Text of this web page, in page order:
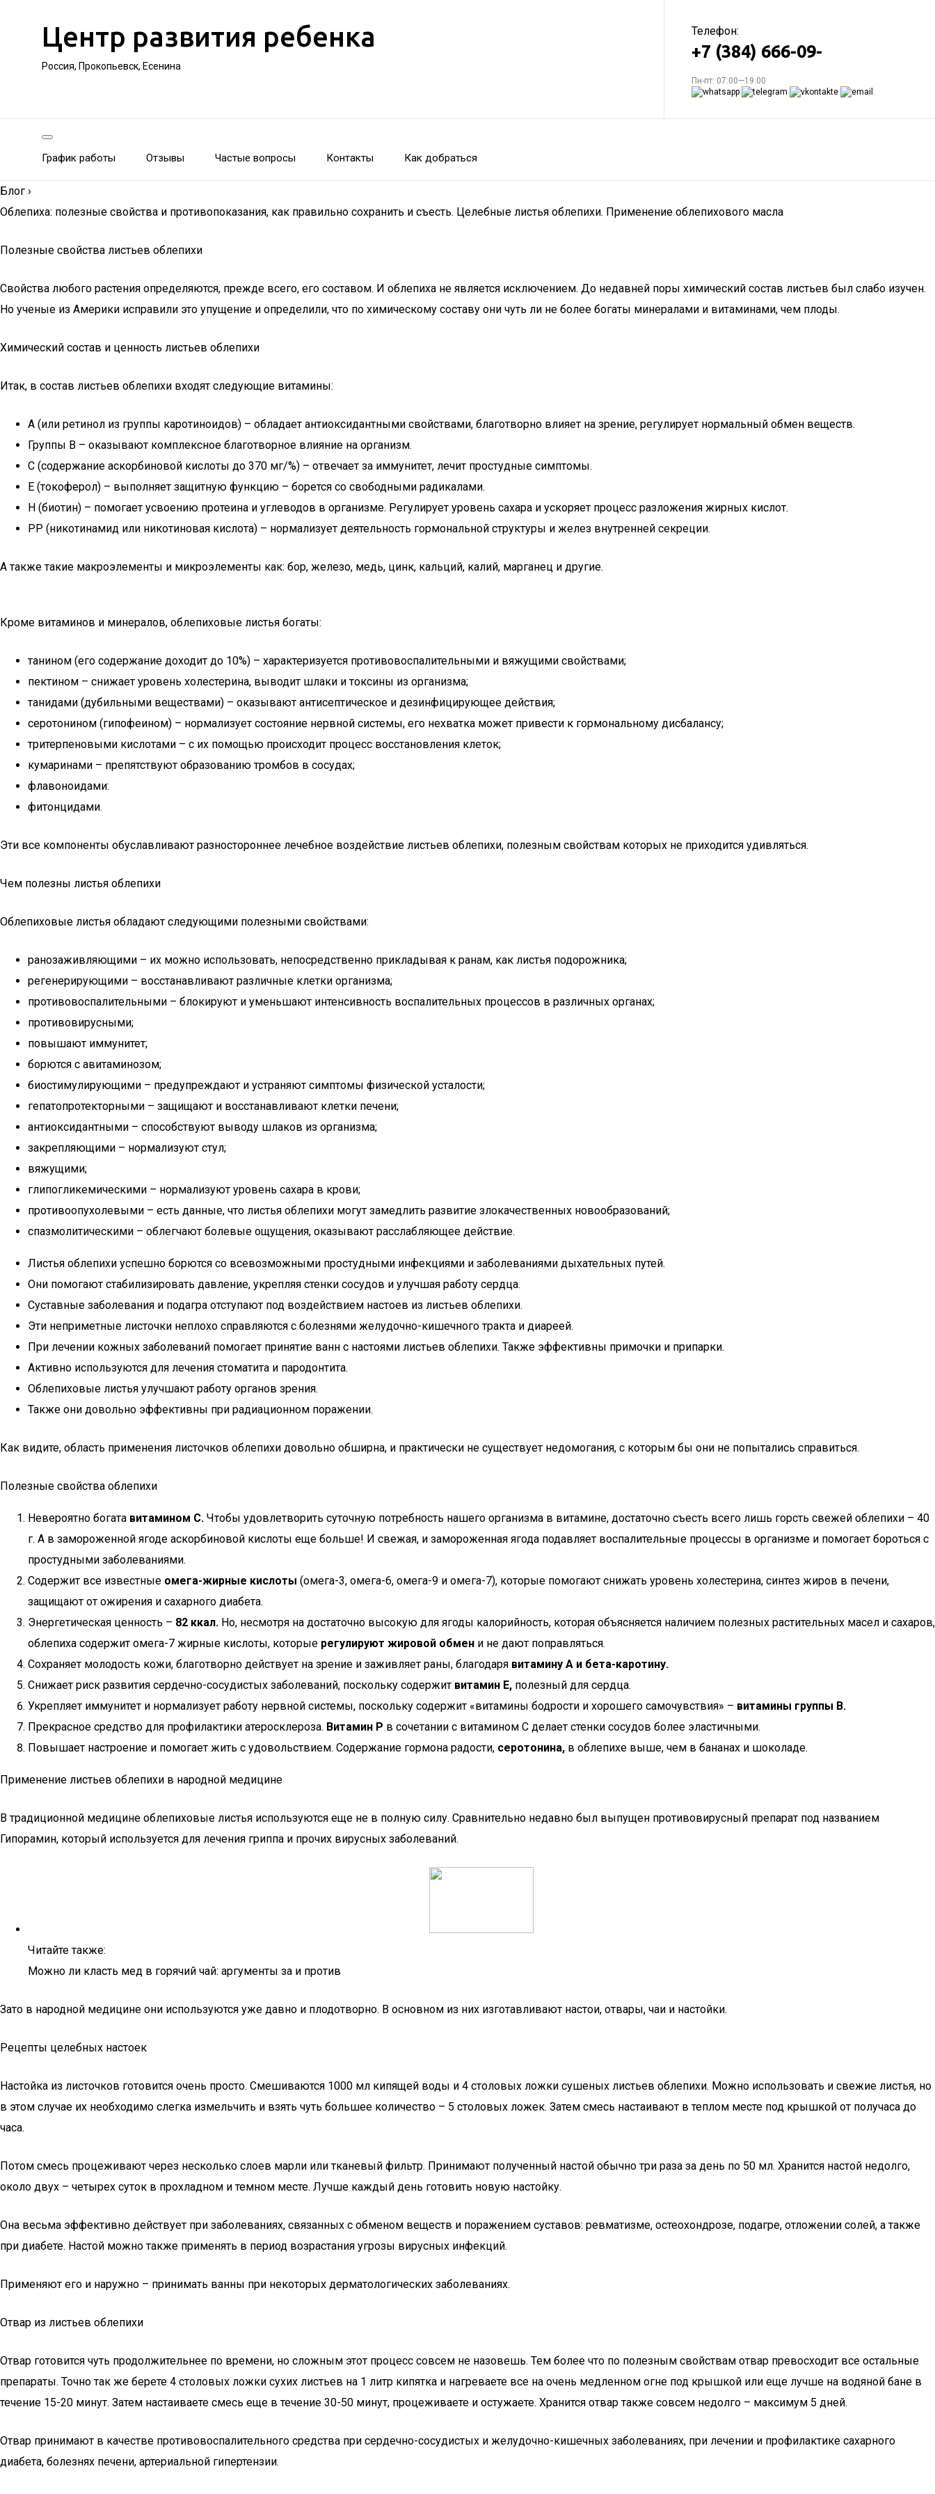
Центр развития ребенка
Россия, Прокопьевск, Есенина
Телефон:
+7 (384) 666-09-
Пн-пт: 07:00—19:00
График работы Отзывы Частые вопросы Контакты Как добраться
Блог ›
Облепиха: полезные свойства и противопоказания, как правильно сохранить и съесть. Целебные листья облепихи. Применение облепихового масла
Полезные свойства листьев облепихи
Свойства любого растения определяются, прежде всего, его составом. И облепиха не является исключением. До недавней поры химический состав листьев был слабо изучен.
Но ученые из Америки исправили это упущение и определили, что по химическому составу они чуть ли не более богаты минералами и витаминами, чем плоды.
Химический состав и ценность листьев облепихи
Итак, в состав листьев облепихи входят следующие витамины:
А (или ретинол из группы каротиноидов) – обладает антиоксидантными свойствами, благотворно влияет на зрение, регулирует нормальный обмен веществ.
Группы В – оказывают комплексное благотворное влияние на организм.
С (содержание аскорбиновой кислоты до 370 мг/%) – отвечает за иммунитет, лечит простудные симптомы.
Е (токоферол) – выполняет защитную функцию – борется со свободными радикалами.
Н (биотин) – помогает усвоению протеина и углеводов в организме. Регулирует уровень сахара и ускоряет процесс разложения жирных кислот.
РР (никотинамид или никотиновая кислота) – нормализует деятельность гормональной структуры и желез внутренней секреции.
А также такие макроэлементы и микроэлементы как: бор, железо, медь, цинк, кальций, калий, марганец и другие.
Кроме витаминов и минералов, облепиховые листья богаты:
танином (его содержание доходит до 10%) – характеризуется противовоспалительными и вяжущими свойствами;
пектином – снижает уровень холестерина, выводит шлаки и токсины из организма;
танидами (дубильными веществами) – оказывают антисептическое и дезинфицирующее действия;
серотонином (гипофеином) – нормализует состояние нервной системы, его нехватка может привести к гормональному дисбалансу;
тритерпеновыми кислотами – с их помощью происходит процесс восстановления клеток;
кумаринами – препятствуют образованию тромбов в сосудах;
флавоноидами:
фитонцидами.
Эти все компоненты обуславливают разностороннее лечебное воздействие листьев облепихи, полезным свойствам которых не приходится удивляться.
Чем полезны листья облепихи
Облепиховые листья обладают следующими полезными свойствами:
ранозаживляющими – их можно использовать, непосредственно прикладывая к ранам, как листья подорожника;
регенерирующими – восстанавливают различные клетки организма;
противовоспалительными – блокируют и уменьшают интенсивность воспалительных процессов в различных органах;
противовирусными;
повышают иммунитет;
борются с авитаминозом;
биостимулирующими – предупреждают и устраняют симптомы физической усталости;
гепатопротекторными – защищают и восстанавливают клетки печени;
антиоксидантными – способствуют выводу шлаков из организма;
закрепляющими – нормализуют стул;
вяжущими;
глипогликемическими – нормализуют уровень сахара в крови;
противоопухолевыми – есть данные, что листья облепихи могут замедлить развитие злокачественных новообразований;
спазмолитическими – облегчают болевые ощущения, оказывают расслабляющее действие.
Листья облепихи успешно борются со всевозможными простудными инфекциями и заболеваниями дыхательных путей.
Они помогают стабилизировать давление, укрепляя стенки сосудов и улучшая работу сердца.
Суставные заболевания и подагра отступают под воздействием настоев из листьев облепихи.
Эти неприметные листочки неплохо справляются с болезнями желудочно-кишечного тракта и диареей.
При лечении кожных заболеваний помогает принятие ванн с настоями листьев облепихи. Также эффективны примочки и припарки.
Активно используются для лечения стоматита и пародонтита.
Облепиховые листья улучшают работу органов зрения.
Также они довольно эффективны при радиационном поражении.
Как видите, область применения листочков облепихи довольно обширна, и практически не существует недомогания, с которым бы они не попытались справиться.
Полезные свойства облепихи
Невероятно богата витамином С. Чтобы удовлетворить суточную потребность нашего организма в витамине, достаточно съесть всего лишь горсть свежей облепихи – 40
г. А в замороженной ягоде аскорбиновой кислоты еще больше! И свежая, и замороженная ягода подавляет воспалительные процессы в организме и помогает бороться с
простудными заболеваниями.
Содержит все известные омега-жирные кислоты (омега-3, омега-6, омега-9 и омега-7), которые помогают снижать уровень холестерина, синтез жиров в печени,
защищают от ожирения и сахарного диабета.
Энергетическая ценность – 82 ккал. Но, несмотря на достаточно высокую для ягоды калорийность, которая объясняется наличием полезных растительных масел и сахаров,
облепиха содержит омега-7 жирные кислоты, которые регулируют жировой обмен и не дают поправляться.
Сохраняет молодость кожи, благотворно действует на зрение и заживляет раны, благодаря витамину А и бета-каротину.
Снижает риск развития сердечно-сосудистых заболеваний, поскольку содержит витамин Е, полезный для сердца.
Укрепляет иммунитет и нормализует работу нервной системы, поскольку содержит «витамины бодрости и хорошего самочувствия» – витамины группы В.
Прекрасное средство для профилактики атеросклероза. Витамин Р в сочетании с витамином С делает стенки сосудов более эластичными.
Повышает настроение и помогает жить с удовольствием. Содержание гормона радости, серотонина, в облепихе выше, чем в бананах и шоколаде.
Применение листьев облепихи в народной медицине
В традиционной медицине облепиховые листья используются еще не в полную силу. Сравнительно недавно был выпущен противовирусный препарат под названием
Гипорамин, который используется для лечения гриппа и прочих вирусных заболеваний.
Читайте также:
Можно ли класть мед в горячий чай: аргументы за и против
Зато в народной медицине они используются уже давно и плодотворно. В основном из них изготавливают настои, отвары, чаи и настойки.
Рецепты целебных настоек
Настойка из листочков готовится очень просто. Смешиваются 1000 мл кипящей воды и 4 столовых ложки сушеных листьев облепихи. Можно использовать и свежие листья, но
в этом случае их необходимо слегка измельчить и взять чуть большее количество – 5 столовых ложек. Затем смесь настаивают в теплом месте под крышкой от получаса до
часа.
Потом смесь процеживают через несколько слоев марли или тканевый фильтр. Принимают полученный настой обычно три раза за день по 50 мл. Хранится настой недолго,
около двух – четырех суток в прохладном и темном месте. Лучше каждый день готовить новую настойку.
Она весьма эффективно действует при заболеваниях, связанных с обменом веществ и поражением суставов: ревматизме, остеохондрозе, подагре, отложении солей, а также
при диабете. Настой можно также применять в период возрастания угрозы вирусных инфекций.
Применяют его и наружно – принимать ванны при некоторых дерматологических заболеваниях.
Отвар из листьев облепихи
Отвар готовится чуть продолжительнее по времени, но сложным этот процесс совсем не назовешь. Тем более что по полезным свойствам отвар превосходит все остальные
препараты. Точно так же берете 4 столовых ложки сухих листьев на 1 литр кипятка и нагреваете все на очень медленном огне под крышкой или еще лучше на водяной бане в
течение 15-20 минут. Затем настаиваете смесь еще в течение 30-50 минут, процеживаете и остужаете. Хранится отвар также совсем недолго – максимум 5 дней.
Отвар принимают в качестве противовоспалительного средства при сердечно-сосудистых и желудочно-кишечных заболеваниях, при лечении и профилактике сахарного
диабета, болезнях печени, артериальной гипертензии.